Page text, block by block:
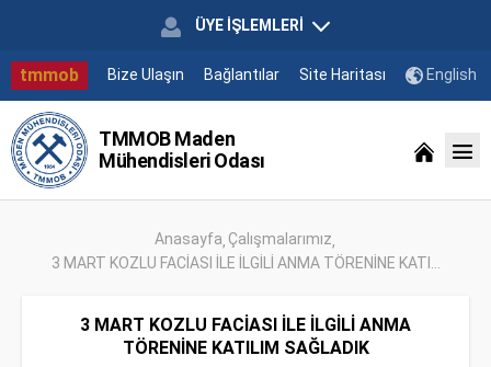
ÜYE İŞLEMLERİ
tmmob Bize Ulaşın Bağlantılar Site Haritası English
TMMOB Maden
Mühendisleri Odası
Anasayfa Çalışmalarımız
3 MART KOZLU FACİASI İLE İLGİLİ ANMA TÖRENİNE KATI...
3 MART KOZLU FACİASI İLE İLGİLİ ANMA
TÖRENİNE KATILIM SAĞLADIK